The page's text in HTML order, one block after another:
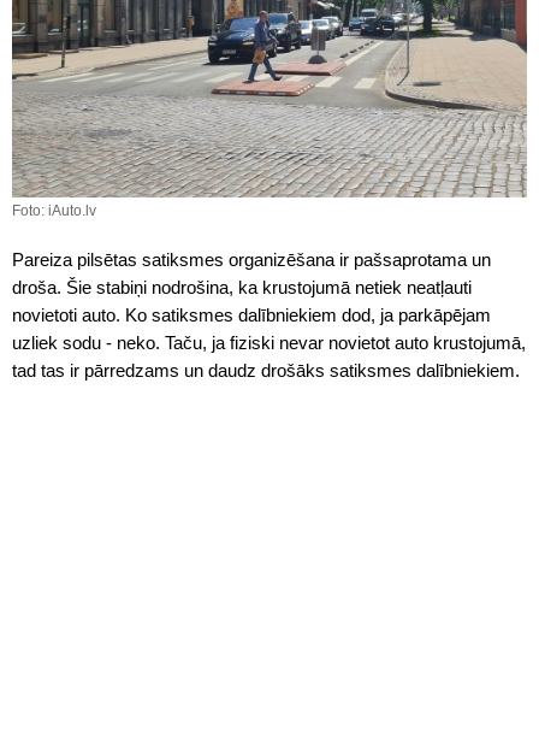
Foto: iAuto.lv
Pareiza pilsētas satiksmes organizēšana ir pašsaprotama un
droša. Šie stabiņi nodrošina, ka krustojumā netiek neatļauti
novietoti auto. Ko satiksmes dalībniekiem dod, ja parkāpējam
uzliek sodu - neko. Taču, ja fiziski nevar novietot auto krustojumā,
tad tas ir pārredzams un daudz drošāks satiksmes dalībniekiem.